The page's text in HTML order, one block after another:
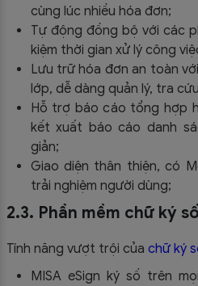
cùng lúc nhiều hóa đơn;
Tự động đồng bộ với các
kiệm thời gian xử lý công
Lưu trữ hóa đơn an toàn
lớp, dễ dàng quản lý, tra
Hỗ trợ báo cáo tổng hợp
kết xuất báo cáo danh
giản;
Giao diện thân thiện, có
trải nghiệm người dùng;
2.3. Phần mềm chữ ký
Tính năng vượt trội của chữ ký
MISA eSign ký số trên